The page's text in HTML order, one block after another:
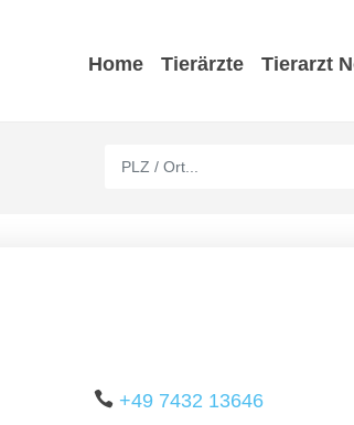
Home Tierärzte Tierarzt
+49 7432 13646